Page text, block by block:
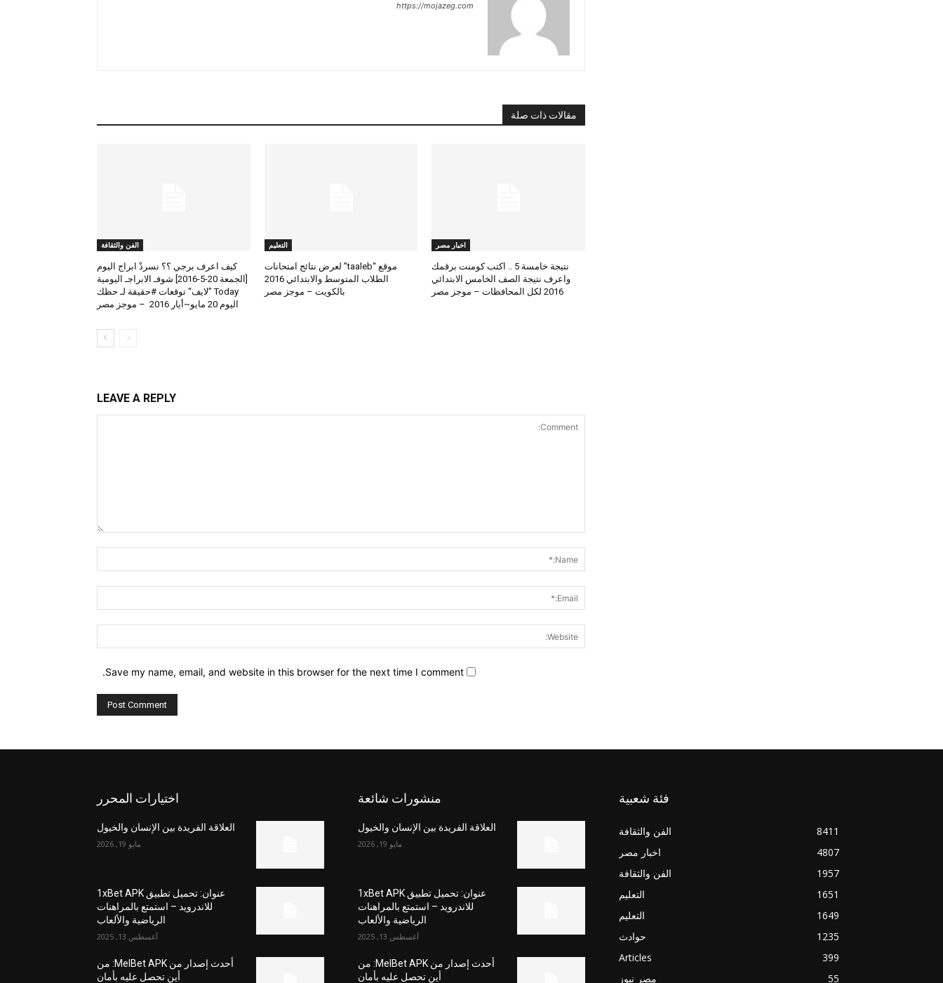
https://mojazeg.com
مقالات ذات صلة
اخبار مصر
نتيجة خامسة 5 .. اكتب كومنت برقمك
واعرف نتيجة الصف الخامس الابتدائي
2016 لكل المحافظات – موجز مصر
التعليم
موقع “taaleb” لعرض نتائج امتحانات
الطلاب المتوسط والابتدائي 2016
بالكويت – موجز مصر
الفن والثقافة
كيف اعرف برجي ؟؟ نسردْ ابراج اليوم
[الجمعة 20-5-2016] شوفـ الابراجـ اليومية
Today ”لايف“ توقعات #حقيقة لـ حظك
اليوم 20 مايو~أيار 2016 – موجز مصر
LEAVE A REPLY
Save my name, email, and website in this browser for the next time I comment.
اختيارات المحرر
العلاقة الفريدة بين الإنسان والخيول
مايو 19, 2026
عنوان: تحميل تطبيق 1xBet APK
للاندرويد – استمتع بالمراهنات
الرياضية والألعاب
أغسطس 13, 2025
أحدث إصدار من MelBet APK: من
أين تحصل عليه بأمان
منشورات شائعة
العلاقة الفريدة بين الإنسان والخيول
مايو 19, 2026
عنوان: تحميل تطبيق 1xBet APK
للاندرويد – استمتع بالمراهنات
الرياضية والألعاب
أغسطس 13, 2025
أحدث إصدار من MelBet APK: من
أين تحصل عليه بأمان
فئة شعبية
الفن والثقافة
8411
اخبار مصر
4807
الفن والثقافة
1957
التعليم
1651
التعليم
1649
حوادث
1235
Articles
399
مصر نيوز
55